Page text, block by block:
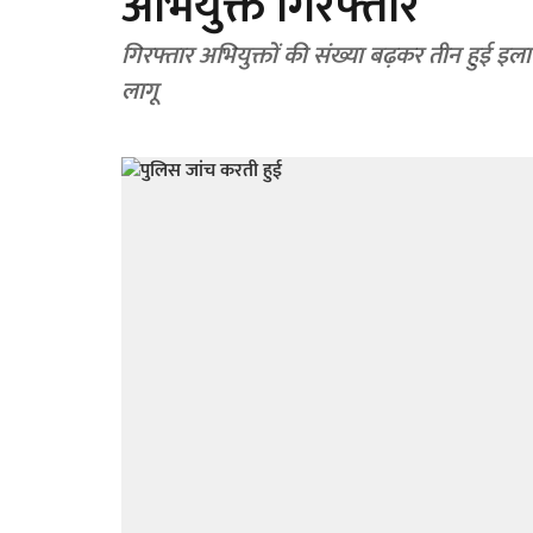
गिरफ्तार अभियुक्तों की संख्या बढ़कर तीन हुई इलाके में शांति बनाए रखने के लिए बीएनएस की धारा 163 धारा
लागू